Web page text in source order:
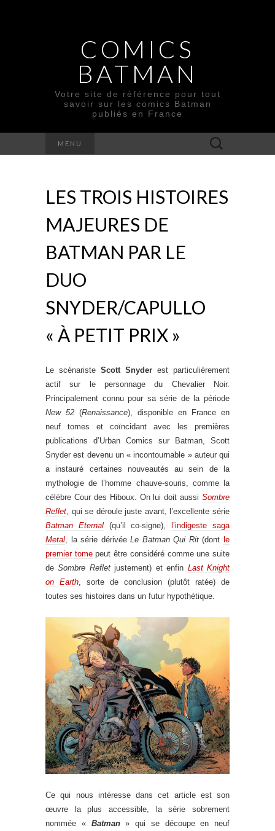
COMICS
BATMAN
Votre site de référence pour tout
savoir sur les comics Batman
publiés en France
MENU Rechercher :
LES TROIS HISTOIRES
MAJEURES DE
BATMAN PAR LE
DUO
SNYDER/CAPULLO
« À PETIT PRIX »
Le scénariste Scott Snyder est particulièrement
actif sur le personnage du Chevalier Noir.
Principalement connu pour sa série de la période
New 52 (Renaissance), disponible en France en
neuf tomes et coïncidant avec les premières
publications d’Urban Comics sur Batman, Scott
Snyder est devenu un « incontournable » auteur qui
a instauré certaines nouveautés au sein de la
mythologie de l’homme chauve-souris, comme la
célèbre Cour des Hiboux. On lui doit aussi Sombre
Reflet, qui se déroule juste avant, l’excellente série
Batman Eternal(qu’il co-signe),
l’indigeste saga
Metal, la série dérivéeLe Batman Qui Rit(dont le
premier tomepeut être considéré comme une suite
deSombre Refletjustement) et enfin Last Knight
on Earth, sorte de conclusion (plutôt ratée) de
toutes ses histoires dans un futur hypothétique.
Ce qui nous intéresse dans cet article est son
œuvre la plus accessible, la série sobrement
nommée « Batman» qui se découpe en neuf